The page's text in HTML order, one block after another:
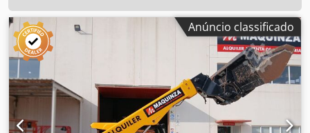
Anúncio classificado